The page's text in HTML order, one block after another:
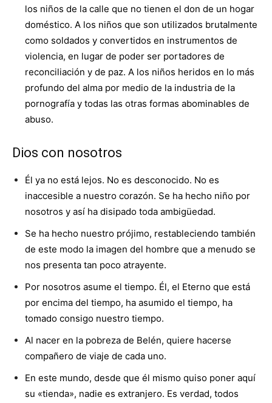
los niños de la calle que no tienen el don de un hogar
doméstico. A los niños que son utilizados brutalmente
como soldados y convertidos en instrumentos de
violencia, en lugar de poder ser portadores de
reconciliación y de paz. A los niños heridos en lo más
profundo del alma por medio de la industria de la
pornografía y todas las otras formas abominables de
abuso.
Dios con nosotros
Él ya no está lejos. No es desconocido. No es
inaccesible a nuestro corazón. Se ha hecho niño por
nosotros y así ha disipado toda ambigüedad.
Se ha hecho nuestro prójimo, restableciendo también
de este modo la imagen del hombre que a menudo se
nos presenta tan poco atrayente.
Por nosotros asume el tiempo. Él, el Eterno que está
por encima del tiempo, ha asumido el tiempo, ha
tomado consigo nuestro tiempo.
Al nacer en la pobreza de Belén, quiere hacerse
compañero de viaje de cada uno.
En este mundo, desde que él mismo quiso poner aquí
su «tienda», nadie es extranjero. Es verdad, todos